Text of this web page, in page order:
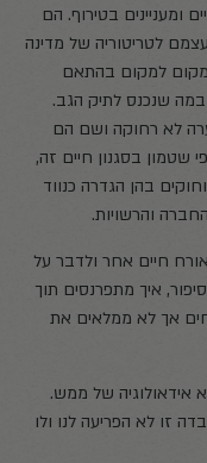
ומעניינים בטירוף. הם
לטריטוריה של מדינה
למקום בהתאם
שנכנס לתיק הגב.
לא רחוקה ושם הם
שטמון בסגנון חיים זה,
בהן הגדרה כנווד
והרשויות.
חיים אחר ולדבר על
איך מתפרנסים תוך
אך לא ממלאים את
אידאולוגיה של ממש.
זו לא הפריעה לנו ולו